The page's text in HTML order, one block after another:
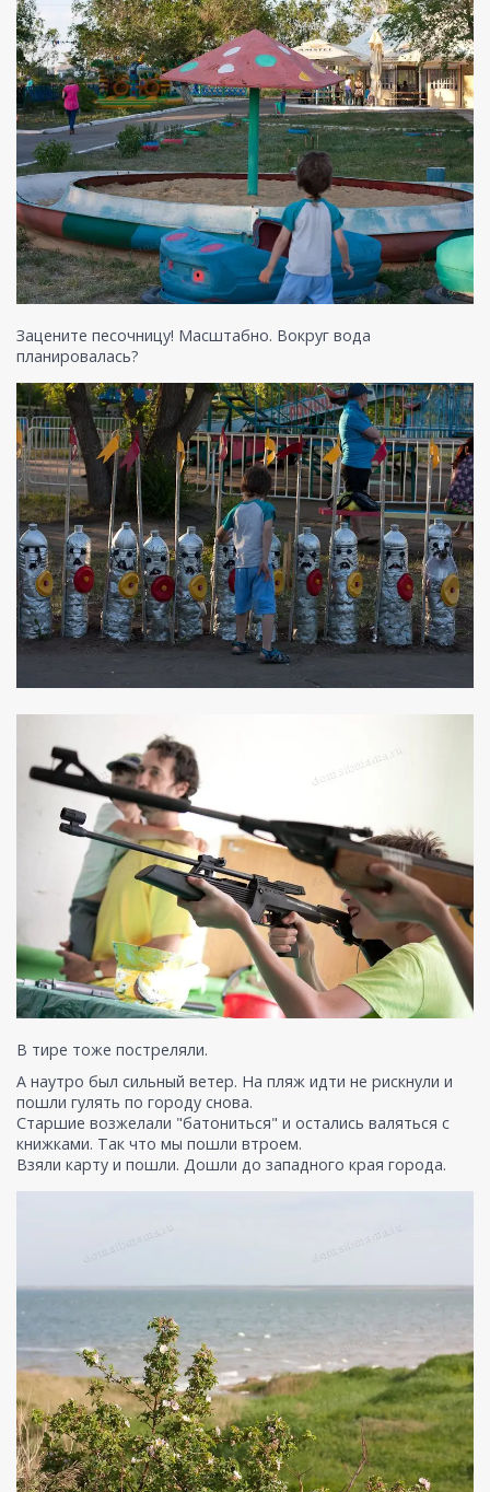
Зацените песочницу! Масштабно. Вокруг вода
планировалась?
В тире тоже постреляли.
А наутро был сильный ветер. На пляж идти не рискнули и
пошли гулять по городу снова.
Старшие возжелали "батониться" и остались валяться с
книжками. Так что мы пошли втроем.
Взяли карту и пошли. Дошли до западного края города.